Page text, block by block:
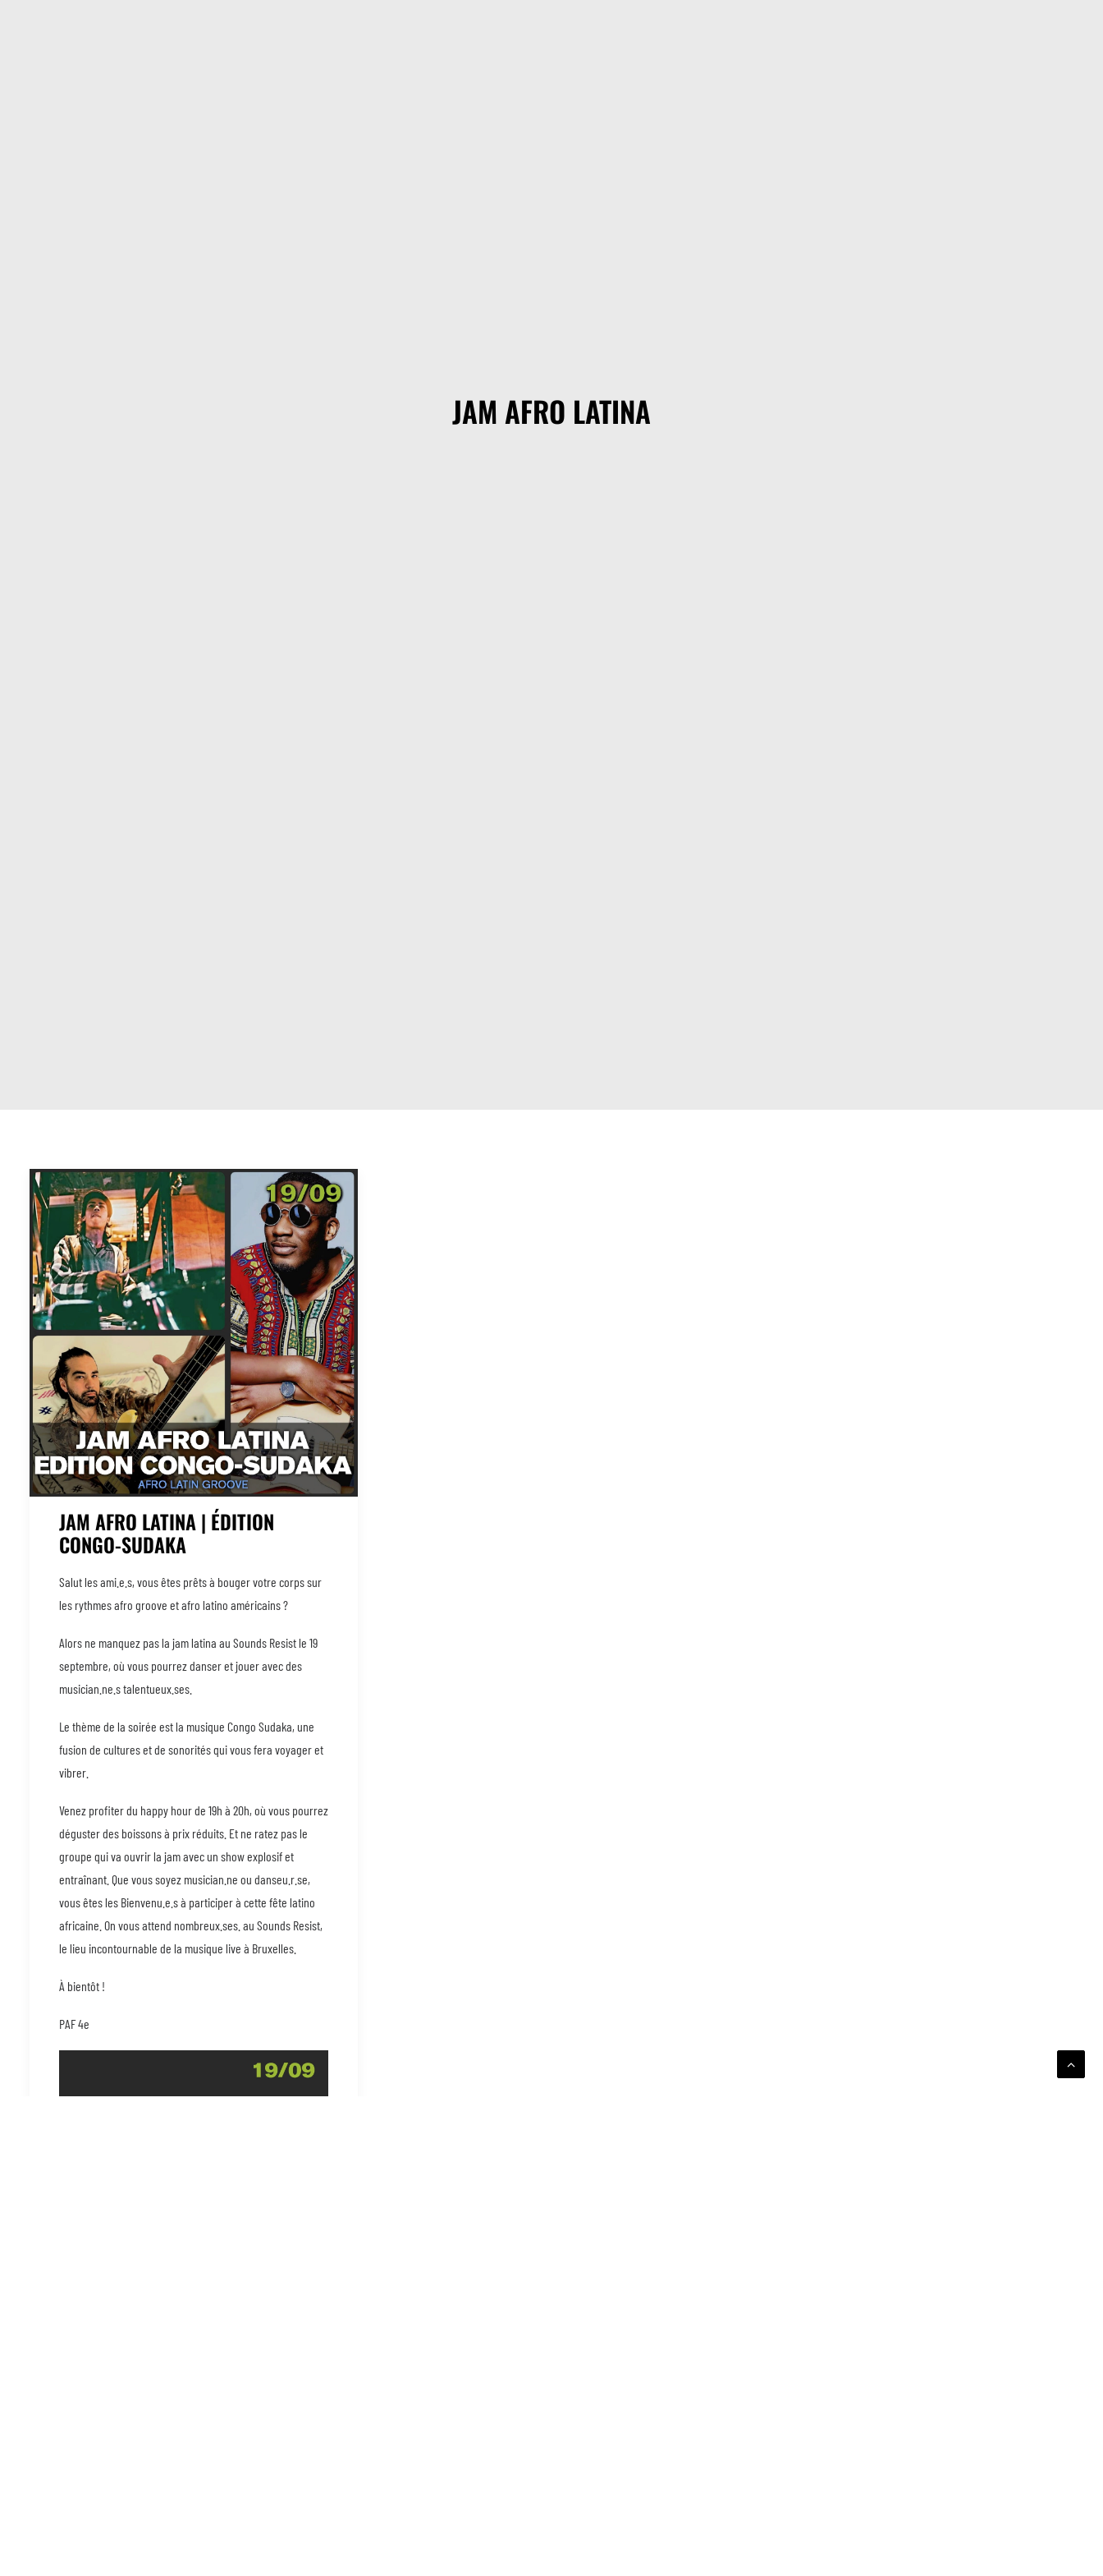
JAM AFRO LATINA
JAM AFRO LATINA | ÉDITION
CONGO-SUDAKA
Salut les ami.e.s, vous êtes prêts à bouger votre corps sur
les rythmes afro groove et afro latino américains ?
Alors ne manquez pas la jam latina au Sounds Resist le 19
septembre, où vous pourrez danser et jouer avec des
musician.ne.s talentueux.ses.
Le thème de la soirée est la musique Congo Sudaka, une
fusion de cultures et de sonorités qui vous fera voyager et
vibrer.
Venez profiter du happy hour de 19h à 20h, où vous pourrez
déguster des boissons à prix réduits. Et ne ratez pas le
groupe qui va ouvrir la jam avec un show explosif et
entraînant. Que vous soyez musician.ne ou danseu.r.se,
vous êtes les Bienvenu.e.s à participer à cette fête latino
africaine. On vous attend nombreux.ses. au Sounds Resist,
le lieu incontournable de la musique live à Bruxelles.
À bientôt !
PAF 4e